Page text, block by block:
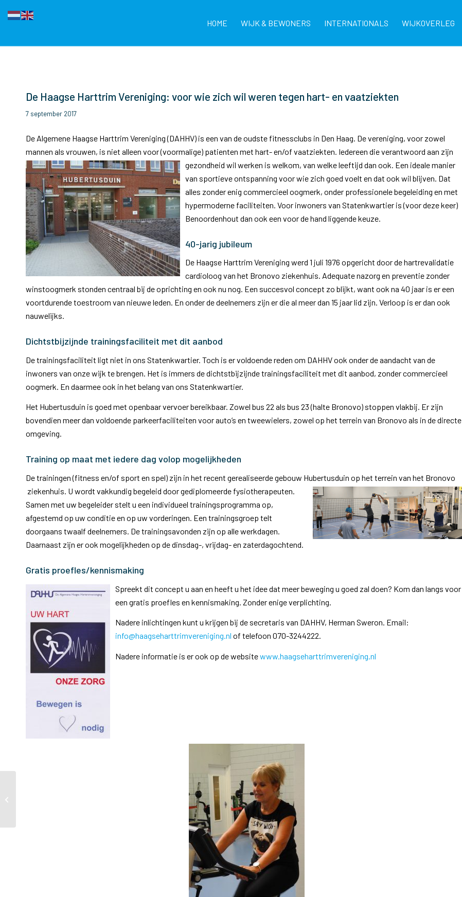
HOME WIJK & BEWONERS INTERNATIONALS WIJKOVERLEG
De Haagse Harttrim Vereniging: voor wie zich wil weren tegen hart- en vaatziekten
7 september 2017
De Algemene Haagse Harttrim Vereniging (DAHHV) is een van de oudste fitnessclubs in Den Haag. De vereniging, voor zowel
mannen als vrouwen, is niet alleen voor (voormalige) patienten met hart- en/of vaatziekten. Iedereen die verantwoord aan zijn
gezondheid wil werken is welkom, van welke leeftijd dan ook. Een ideale manier
van sportieve ontspanning voor wie zich goed voelt en dat ook wil blijven. Dat
alles zonder enig commercieel oogmerk, onder professionele begeleiding en met
hypermoderne faciliteiten. Voor inwoners van Statenkwartier is (voor deze keer)
Benoordenhout dan ook een voor de hand liggende keuze.
40-jarig jubileum
De Haagse Harttrim Vereniging werd 1 juli 1976 opgericht door de hartrevalidatie
cardioloog van het Bronovo ziekenhuis. Adequate nazorg en preventie zonder
winstoogmerk stonden centraal bij de oprichting en ook nu nog. Een succesvol concept zo blijkt, want ook na 40 jaar is er een
voortdurende toestroom van nieuwe leden. En onder de deelnemers zijn er die al meer dan 15 jaar lid zijn. Verloop is er dan ook
nauwelijks.
Dichtstbijzijnde trainingsfaciliteit met dit aanbod
De trainingsfaciliteit ligt niet in ons Statenkwartier. Toch is er voldoende reden om DAHHV ook onder de aandacht van de
inwoners van onze wijk te brengen. Het is immers de dichtstbijzijnde trainingsfaciliteit met dit aanbod, zonder commercieel
oogmerk. En daarmee ook in het belang van ons Statenkwartier.
Het Hubertusduin is goed met openbaar vervoer bereikbaar. Zowel bus 22 als bus 23 (halte Bronovo) stoppen vlakbij. Er zijn
bovendien meer dan voldoende parkeerfaciliteiten voor auto’s en tweewielers, zowel op het terrein van Bronovo als in de directe
omgeving.
Training op maat met iedere dag volop mogelijkheden
De trainingen (fitness en/of sport en spel) zijn in het recent gerealiseerde gebouw Hubertusduin op het terrein van het Bronovo
ziekenhuis. U wordt vakkundig begeleid door gediplomeerde fysiotherapeuten.
Samen met uw begeleider stelt u een individueel trainingsprogramma op,
afgestemd op uw conditie en op uw vorderingen. Een trainingsgroep telt
doorgaans twaalf deelnemers. De trainingsavonden zijn op alle werkdagen.
Daarnaast zijn er ook mogelijkheden op de dinsdag-, vrijdag- en zaterdagochtend.
Gratis proefles/kennismaking
Spreekt dit concept u aan en heeft u het idee dat meer beweging u goed zal doen? Kom dan langs voor
een gratis proefles en kennismaking. Zonder enige verplichting.
Nadere inlichtingen kunt u krijgen bij de secretaris van DAHHV, Herman Sweron. Email:
info@haagseharttrimvereniging.nl of telefoon 070-3244222.
Nadere informatie is er ook op de websitewww.haagseharttrimvereniging.nl